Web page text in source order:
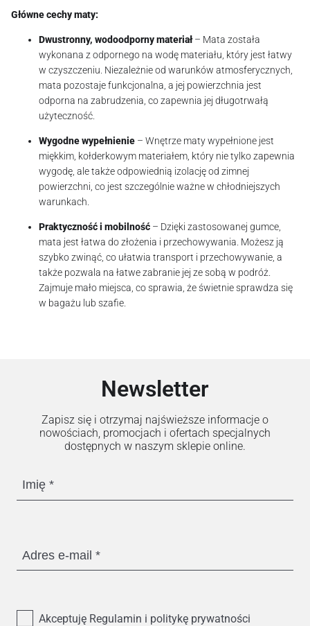
Główne cechy maty:
Dwustronny, wodoodporny materiał– Mata została
wykonana z odpornego na wodę materiału, który jest łatwy
w czyszczeniu. Niezależnie od warunków atmosferycznych,
mata pozostaje funkcjonalna, a jej powierzchnia jest
odporna na zabrudzenia, co zapewnia jej długotrwałą
użyteczność.
Wygodne wypełnienie – Wnętrze maty wypełnione jest
miękkim, kołderkowym materiałem, który nie tylko zapewnia
wygodę, ale także odpowiednią izolację od zimnej
powierzchni, co jest szczególnie ważne w chłodniejszych
warunkach.
Praktyczność i mobilność – Dzięki zastosowanej gumce,
mata jest łatwa do złożenia i przechowywania. Możesz ją
szybko zwinąć, co ułatwia transport i przechowywanie, a
także pozwala na łatwe zabranie jej ze sobą w podróż.
Zajmuje mało miejsca, co sprawia, że świetnie sprawdza się
w bagażu lub szafie.
Newsletter
Zapisz się i otrzymaj najświeższe informacje o
nowościach, promocjach i ofertach specjalnych
dostępnych w naszym sklepie online.
Imię
Adres e-mail
Akceptuję Regulamin i politykę prywatności